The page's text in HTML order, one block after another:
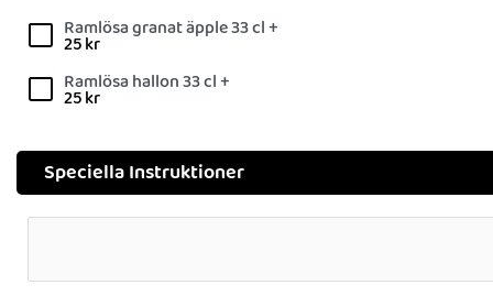
Ramlösa granat äpple 33 cl +
25kr
Ramlösa hallon 33 cl +
25kr
Speciella Instruktioner